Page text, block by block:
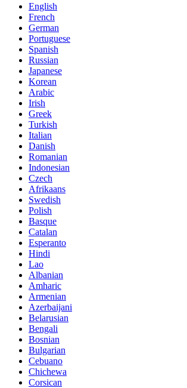
English
French
German
Portuguese
Spanish
Russian
Japanese
Korean
Arabic
Irish
Greek
Turkish
Italian
Danish
Romanian
Indonesian
Czech
Afrikaans
Swedish
Polish
Basque
Catalan
Esperanto
Hindi
Lao
Albanian
Amharic
Armenian
Azerbaijani
Belarusian
Bengali
Bosnian
Bulgarian
Cebuano
Chichewa
Corsican